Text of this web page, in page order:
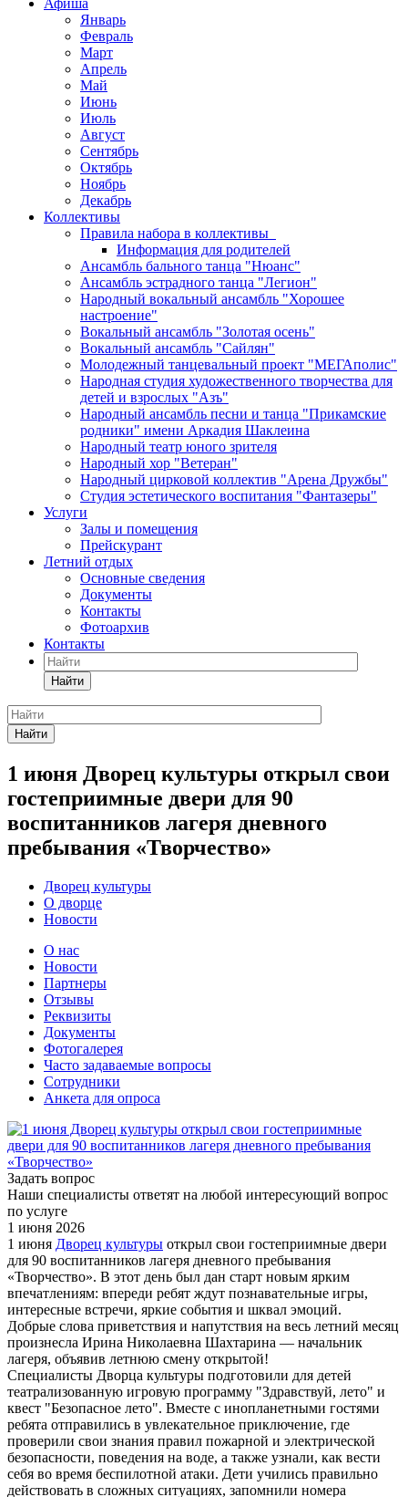
Афиша
Январь
Февраль
Март
Апрель
Май
Июнь
Июль
Август
Сентябрь
Октябрь
Ноябрь
Декабрь
Коллективы
Правила набора в коллективы
Информация для родителей
Ансамбль бального танца "Нюанс"
Ансамбль эстрадного танца "Легион"
Народный вокальный ансамбль "Хорошее
настроение"
Вокальный ансамбль "Золотая осень"
Вокальный ансамбль "Сайлян"
Молодежный танцевальный проект "МЕГАполис"
Народная студия художественного творчества для
детей и взрослых "Азъ"
Народный ансамбль песни и танца "Прикамские
родники" имени Аркадия Шаклеина
Народный театр юного зрителя
Народный хор "Ветеран"
Народный цирковой коллектив "Арена Дружбы"
Студия эстетического воспитания "Фантазеры"
Услуги
Залы и помещения
Прейскурант
Летний отдых
Основные сведения
Документы
Контакты
Фотоархив
Контакты
Найти
Найти
1 июня Дворец культуры открыл свои
гостеприимные двери для 90
воспитанников лагеря дневного
пребывания «Творчество»
Дворец культуры
О дворце
Новости
О нас
Новости
Партнеры
Отзывы
Реквизиты
Документы
Фотогалерея
Часто задаваемые вопросы
Сотрудники
Анкета для опроса
Задать вопрос
Наши специалисты ответят на любой интересующий вопрос
по услуге
1 июня 2026
1 июня Дворец культуры открыл свои гостеприимные двери
для 90 воспитанников лагеря дневного пребывания
«Творчество». В этот день был дан старт новым ярким
впечатлениям: впереди ребят ждут познавательные игры,
интересные встречи, яркие события и шквал эмоций.
Добрые слова приветствия и напутствия на весь летний месяц
произнесла Ирина Николаевна Шахтарина — начальник
лагеря, объявив летнюю смену открытой!
Специалисты Дворца культуры подготовили для детей
театрализованную игровую программу "Здравствуй, лето" и
квест "Безопасное лето". Вместе с инопланетными гостями
ребята отправились в увлекательное приключение, где
проверили свои знания правил пожарной и электрической
безопасности, поведения на воде, а также узнали, как вести
себя во время беспилотной атаки. Дети учились правильно
действовать в сложных ситуациях, запомнили номера